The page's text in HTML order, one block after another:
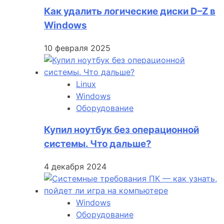
Как удалить логические диски D–Z в
Windows
10 февраля 2025
Linux
Windows
Оборудование
Купил ноутбук без операционной
системы. Что дальше?
4 декабря 2024
Windows
Оборудование